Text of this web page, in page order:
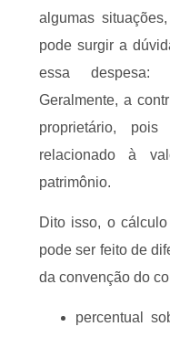
algumas
pode surgir a
essa despesa:
Geralmente, a
proprietário,
relacionado à
patrimônio.
Dito isso, o
pode ser feito de
da convenção do
percentual